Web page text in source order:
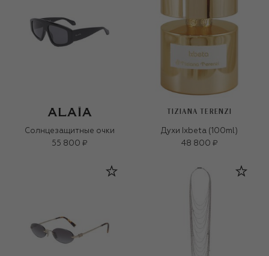
Солнцезащитные очки
55 800 ₽
TIZIANA TERENZI
Духи Ixbeta (100ml)
48 800 ₽